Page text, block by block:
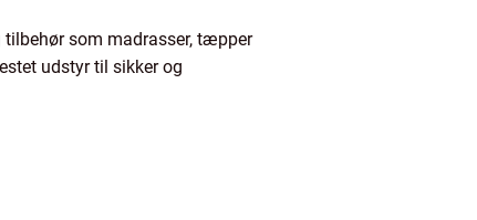
tilbehør som madrasser, tæpper
udstyr til sikker og